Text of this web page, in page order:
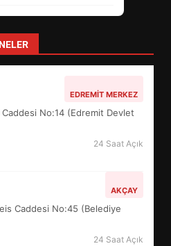
EDREMIT MERKEZ
No:14 (Edremit Devlet
24 Saat Açık
AKÇAY
Caddesi No:45 (Belediye
24 Saat Açık
MÜZELERİNDE SÜRE
NE DEĞİŞTİ?
KAYITLARI NEYİ